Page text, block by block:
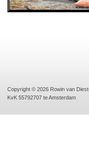
Copyright © 2026 Rowin van Diest.
KvK 55792707 te Amsterdam